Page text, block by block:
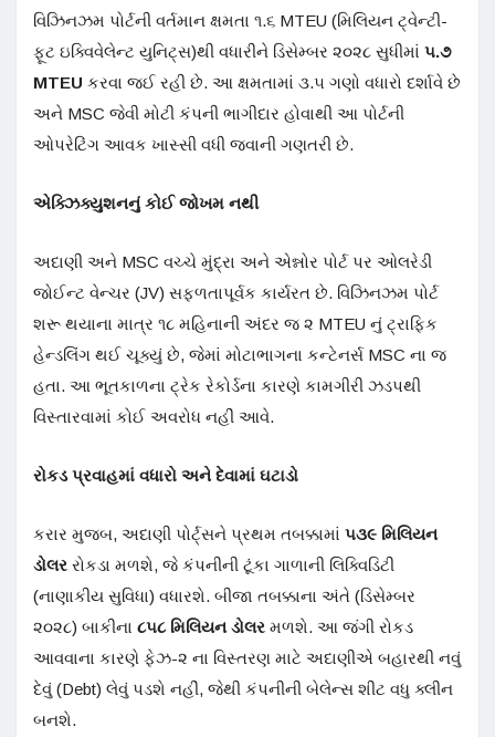
વિઝિનઝમ પોર્ટની વર્તમાન ક્ષમતા ૧.૬ MTEU (મિલિયન ટ્વેન્ટી-
ફૂટ ઇક્વિવેલેન્ટ યુનિટ્સ)થી વધારીને ડિસેમ્બર ૨૦૨૮ સુધીમાં ૫.૭
MTEU કરવા જઈ રહી છે. આ ક્ષમતામાં ૩.૫ ગણો વધારો દર્શાવે છે
અને MSC જેવી મોટી કંપની ભાગીદાર હોવાથી આ પોર્ટની
ઓપરેટિંગ આવક ખાસ્સી વધી જવાની ગણતરી છે.
એક્ઝિક્યુશનનું કોઈ જોખમ નથી
અદાણી અને MSC વચ્ચે મુંદ્રા અને એન્નોર પોર્ટ પર ઓલરેડી
જોઈન્ટ વેન્ચર (JV) સફળતાપૂર્વક કાર્યરત છે. વિઝિનઝમ પોર્ટ
શરૂ થયાના માત્ર ૧૮ મહિનાની અંદર જ ૨ MTEU નું ટ્રાફિક
હેન્ડલિંગ થઈ ચૂક્યું છે, જેમાં મોટાભાગના કન્ટેનર્સ MSC ના જ
હતા. આ ભૂતકાળના ટ્રેક રેકોર્ડના કારણે કામગીરી ઝડપથી
વિસ્તારવામાં કોઈ અવરોધ નહીં આવે.
રોકડ પ્રવાહમાં વધારો અને દેવામાં ઘટાડો
કરાર મુજબ, અદાણી પોર્ટ્સને પ્રથમ તબક્કામાં ૫૩૯ મિલિયન
ડોલર રોકડા મળશે, જે કંપનીની ટૂંકા ગાળાની લિક્વિડિટી
(નાણાકીય સુવિધા) વધારશે. બીજા તબક્કાના અંતે (ડિસેમ્બર
૨૦૨૮) બાકીના ૮૫૮ મિલિયન ડોલર મળશે. આ જંગી રોકડ
આવવાના કારણે ફેઝ-૨ ના વિસ્તરણ માટે અદાણીએ બહારથી નવું
દેવું (Debt) લેવું પડશે નહીં, જેથી કંપનીની બેલેન્સ શીટ વધુ ક્લીન
બનશે.